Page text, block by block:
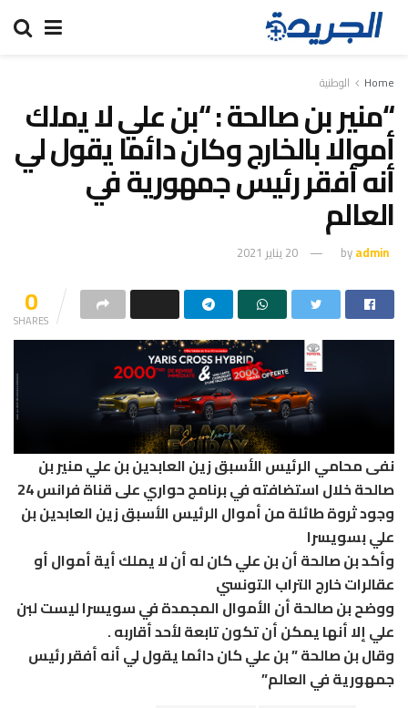
Home الوطنية
“منير بن صالحة : “بن علي لا يملك
أموالا بالخارج وكان دائما يقول لي
أنه أفقر رئيس جمهورية في
العالم
byadmin 20 يناير 2021
0
SHARES
نفى محامي الرئيس الأسبق زين العابدين بن علي منير بن
صالحة خلال استضافته في برنامج حواري على قناة فرانس 24
وجود ثروة طائلة من أموال الرئيس الأسبق زين العابدين بن
علي بسويسرا
وأكد بن صالحة أن بن علي كان له أن لا يملك أية أموال أو
عقالرات خارج التراب التونسي
ووضح بن صالحة أن الأموال المجمدة في سويسرا ليست لبن
علي إلا أنها يمكن أن تكون تابعة لأحد أقاربه .
وقال بن صالحة ” بن علي كان دائما يقول لي أنه أفقر رئيس
جمهورية في العالم”